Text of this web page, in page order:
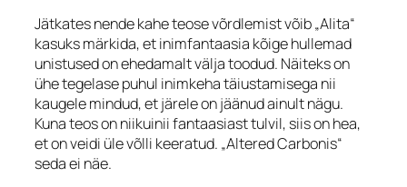
Jätkates nende kahe teose võrdlemist võib „Alita“
kasuks märkida, et inimfantaasia kõige hullemad
unistused on ehedamalt välja toodud. Näiteks on
ühe tegelase puhul inimkeha täiustamisega nii
kaugele mindud, et järele on jäänud ainult nägu.
Kuna teos on niikuinii fantaasiast tulvil, siis on hea,
et on veidi üle võlli keeratud. „Altered Carbonis“
seda ei näe.